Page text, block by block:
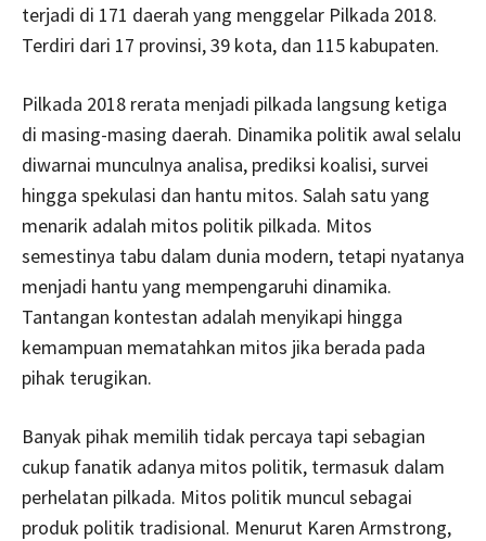
terjadi di 171 daerah yang menggelar Pilkada 2018.
Terdiri dari 17 provinsi, 39 kota, dan 115 kabupaten.
Pilkada 2018 rerata menjadi pilkada langsung ketiga
di masing-masing daerah. Dinamika politik awal selalu
diwarnai munculnya analisa, prediksi koalisi, survei
hingga spekulasi dan hantu mitos. Salah satu yang
menarik adalah mitos politik pilkada. Mitos
semestinya tabu dalam dunia modern, tetapi nyatanya
menjadi hantu yang mempengaruhi dinamika.
Tantangan kontestan adalah menyikapi hingga
kemampuan mematahkan mitos jika berada pada
pihak terugikan.
Banyak pihak memilih tidak percaya tapi sebagian
cukup fanatik adanya mitos politik, termasuk dalam
perhelatan pilkada. Mitos politik muncul sebagai
produk politik tradisional. Menurut Karen Armstrong,